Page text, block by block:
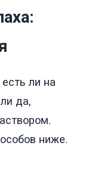
ли на
да,
ниже.